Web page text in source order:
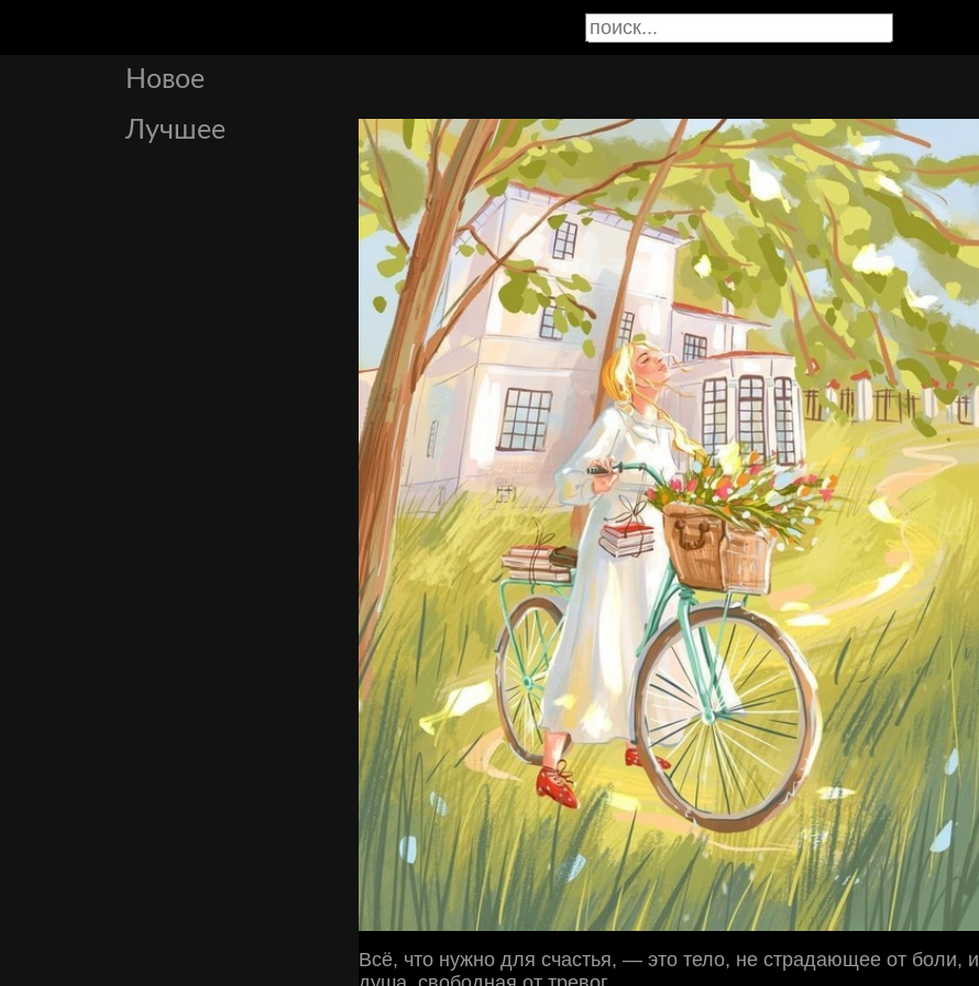
Новое
Лучшее
Всё, что нужно для счастья, — это тело, не страдающее от боли, и